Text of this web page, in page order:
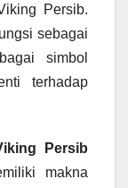
Persib.
sebagai
simbol
terhadap
Persib
makna